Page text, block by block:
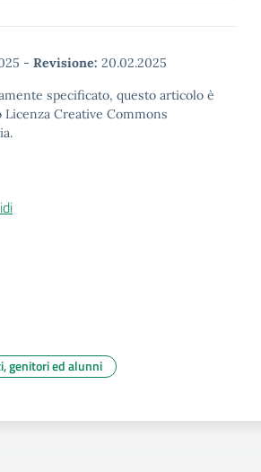
- Revisione: 20.02.2025
specificato, questo articolo è
Creative Commons
genitori ed alunni